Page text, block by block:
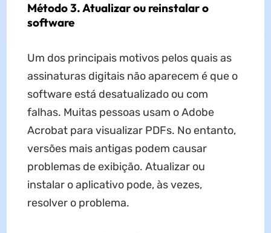
Método 3. Atualizar ou reinstalar o
software
Um dos principais motivos pelos quais as
assinaturas digitais não aparecem é que o
software está desatualizado ou com
falhas. Muitas pessoas usam o Adobe
Acrobat para visualizar PDFs. No entanto,
versões mais antigas podem causar
problemas de exibição. Atualizar ou
instalar o aplicativo pode, às vezes,
resolver o problema.